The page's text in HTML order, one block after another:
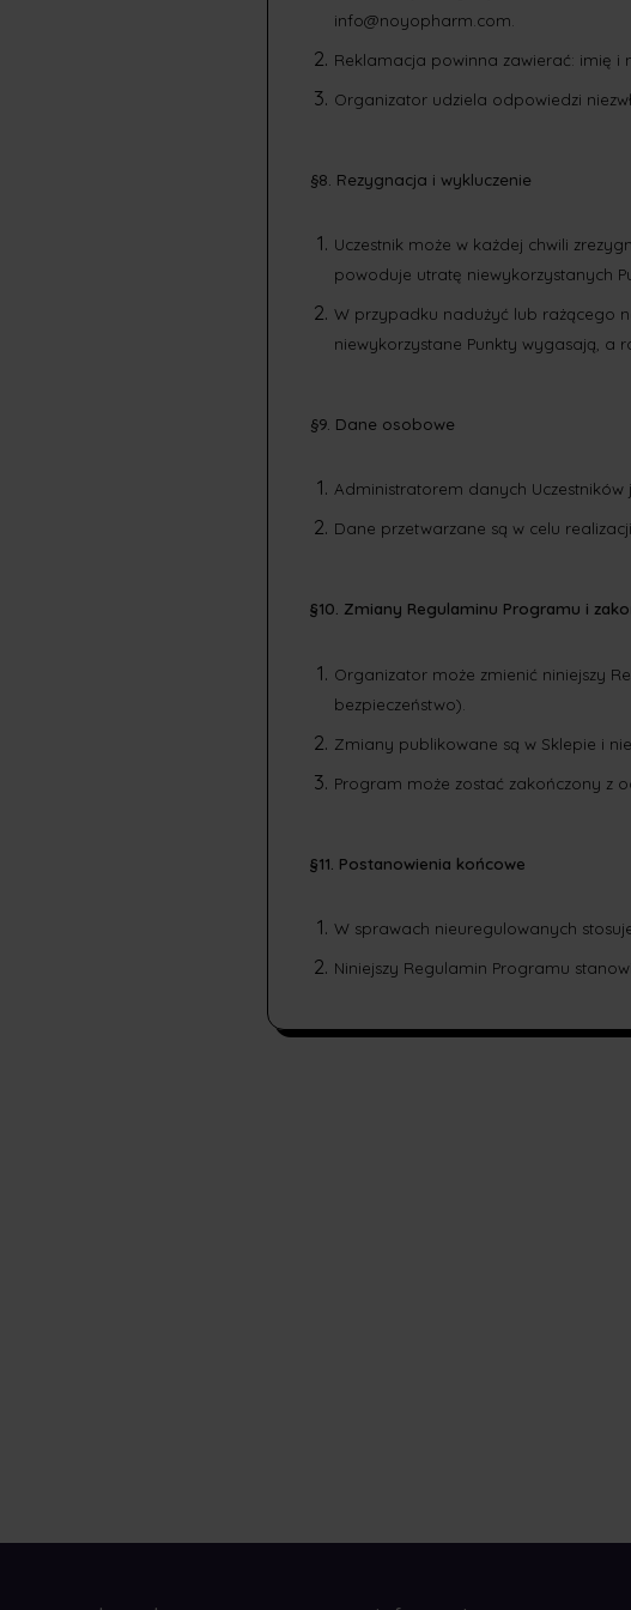
info@noyopharm.com.
Reklamacja powinna zawierać: imię i
Organizator udziela odpowiedzi
§8. Rezygnacja i wykluczenie
Uczestnik może w każdej chwili
powoduje utratę niewykorzystanych
W przypadku nadużyć lub rażącego
niewykorzystane Punkty wygasają, a
§9. Dane osobowe
Administratorem danych Uczestników
Dane przetwarzane są w celu
§10. Zmiany Regulaminu Programu i
Organizator może zmienić niniejszy
bezpieczeństwo).
Zmiany publikowane są w Sklepie i
Program może zostać zakończony z
§11. Postanowienia końcowe
W sprawach nieuregulowanych
Niniejszy Regulamin Programu